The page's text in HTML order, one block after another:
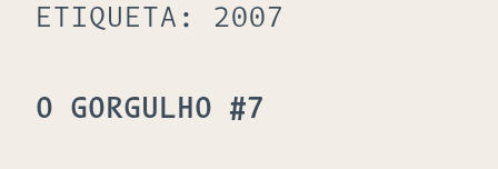
ETIQUETA: 2007
O GORGULHO #7